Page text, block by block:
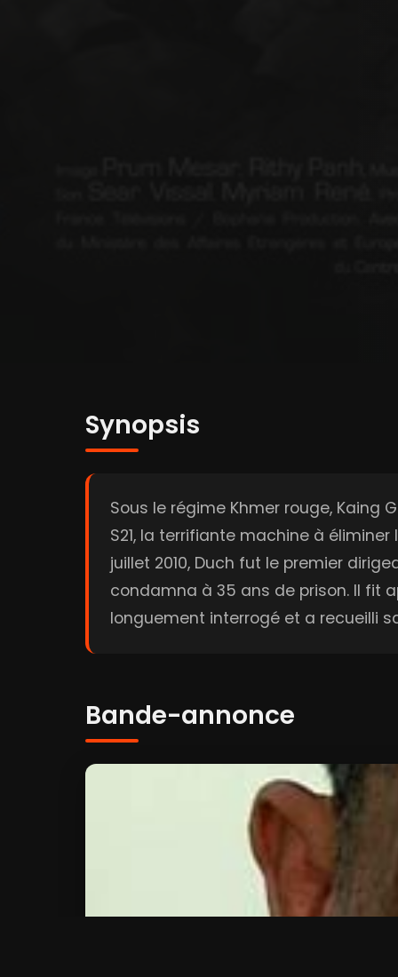
Synopsis
Sous le régime Khmer rouge, Kaing
S21, la terrifiante machine à
juillet 2010, Duch fut le premier
condamna à 35 ans de prison. Il fit
longuement interrogé et a recueilli
Bande-annonce